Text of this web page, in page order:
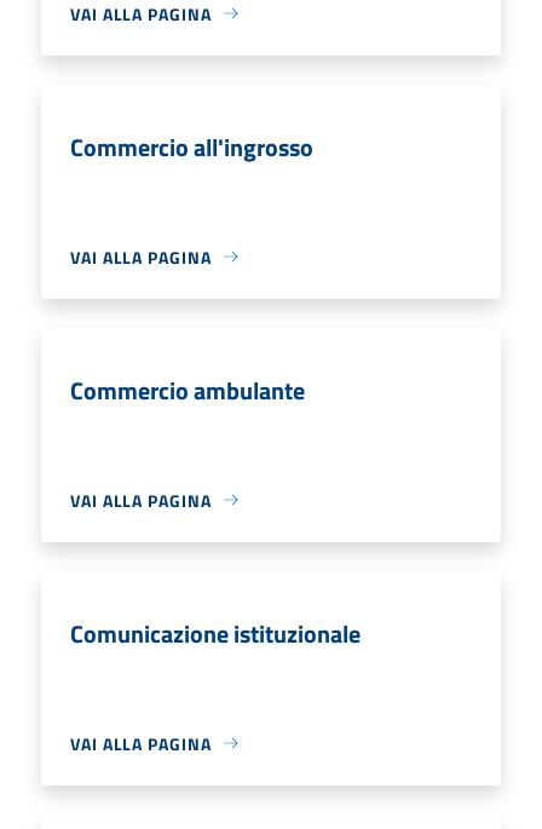
VAI ALLA PAGINA
Commercio all'ingrosso
VAI ALLA PAGINA
Commercio ambulante
VAI ALLA PAGINA
Comunicazione istituzionale
VAI ALLA PAGINA